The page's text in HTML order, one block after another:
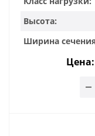
Высота:
Ширина
Цена: